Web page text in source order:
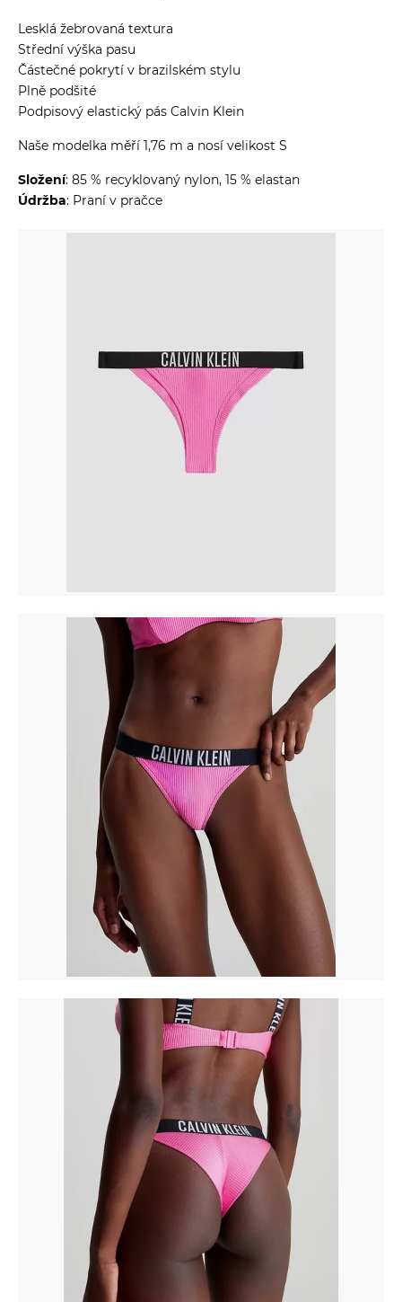
Lesklá žebrovaná textura
Střední výška pasu
Částečné pokrytí v brazilském stylu
Plně podšité
Podpisový elastický pás Calvin Klein
Naše modelka měří 1,76 m a nosí velikost S
Složení: 85 % recyklovaný nylon, 15 % elastan
Údržba: Praní v pračce